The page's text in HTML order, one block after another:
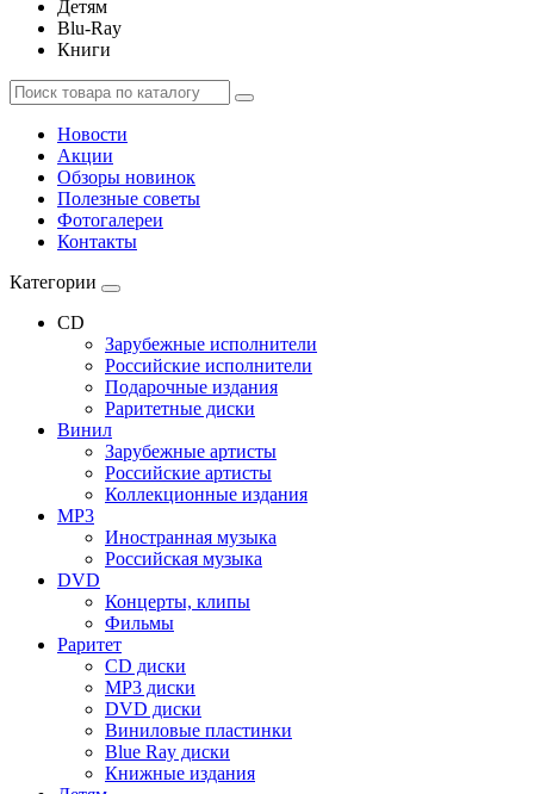
Детям
Blu-Ray
Книги
Новости
Акции
Обзоры новинок
Полезные советы
Фотогалереи
Контакты
Категории
CD
Зарубежные исполнители
Российские исполнители
Подарочные издания
Раритетные диски
Винил
Зарубежные артисты
Российские артисты
Коллекционные издания
MP3
Иностранная музыка
Российская музыка
DVD
Концерты, клипы
Фильмы
Раритет
CD диски
MP3 диски
DVD диски
Виниловые пластинки
Blue Ray диски
Книжные издания